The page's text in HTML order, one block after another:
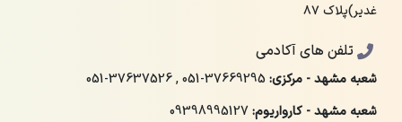
غدیر)پلاک ۸۷
تلفن های آکادمی
شعبه مشهد - مرکزی: 051-37669295
,
051-37637526
شعبه مشهد - کارواریوم:09398995127